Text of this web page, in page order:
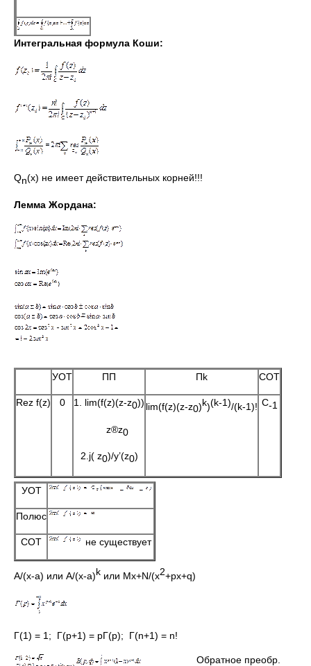
Интегральная формула Коши:
Qn(x) не имеет действительных корней!!!
Лемма Жордана:
УОТ ПП Пk СОТ
Rez f(z) 0 1. lim(f(z)(z-z0))
z®z0
2.j( z0)/y’(z0)
lim(f(z)(z-z0)k)(k-1)/(k-1)! С-1
УОТ
Полюс
СОТ не существует
A/(x-a) или A/(x-a)k или Mx+N/(x2+px+q)
Г(1) = 1; Г(р+1) = рГ(р); Г(n+1) = n!
Обратное преобр.